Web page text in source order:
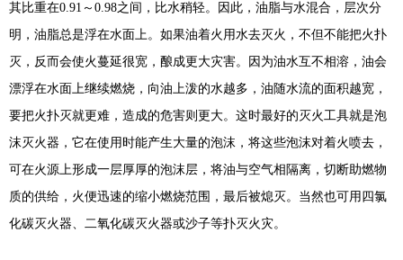
其比重在0.91～0.98之间，比水稍轻。因此，油脂与水混合，层次分
明，油脂总是浮在水面上。如果油着火用水去灭火，不但不能把火扑
灭，反而会使火蔓延很宽，酿成更大灾害。因为油水互不相溶，油会
漂浮在水面上继续燃烧，向油上泼的水越多，油随水流的面积越宽，
要把火扑灭就更难，造成的危害则更大。这时最好的灭火工具就是泡
沫灭火器，它在使用时能产生大量的泡沫，将这些泡沫对着火喷去，
可在火源上形成一层厚厚的泡沫层，将油与空气相隔离，切断助燃物
质的供给，火便迅速的缩小燃烧范围，最后被熄灭。当然也可用四氯
化碳灭火器、二氧化碳灭火器或沙子等扑灭火灾。